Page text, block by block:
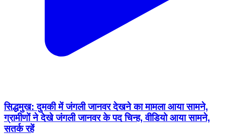
सिद्धमुख: दुमकी में जंगली जानवर देखने का मामला आया सामने,
ग्रामीणों ने देखे जंगली जानवर के पद चिन्ह, वीडियो आया सामने,
सतर्क रहें